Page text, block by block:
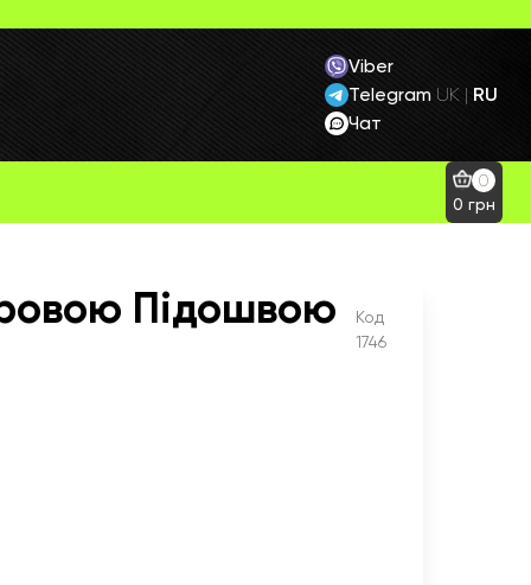
Viber
Telegram
Чат
UK | RU
0
0 грн
Підошвою
Код
1746